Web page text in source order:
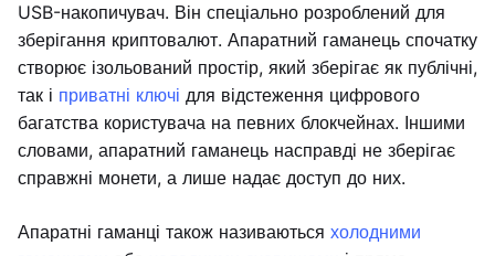
USB-накопичувач. Він спеціально розроблений для
зберігання криптовалют. Апаратний гаманець спочатку
створює ізольований простір, який зберігає як публічні,
так і приватні ключі для відстеження цифрового
багатства користувача на певних блокчейнах. Іншими
словами, апаратний гаманець насправді не зберігає
справжні монети, а лише надає доступ до них.
Апаратні гаманці також називаються холодними